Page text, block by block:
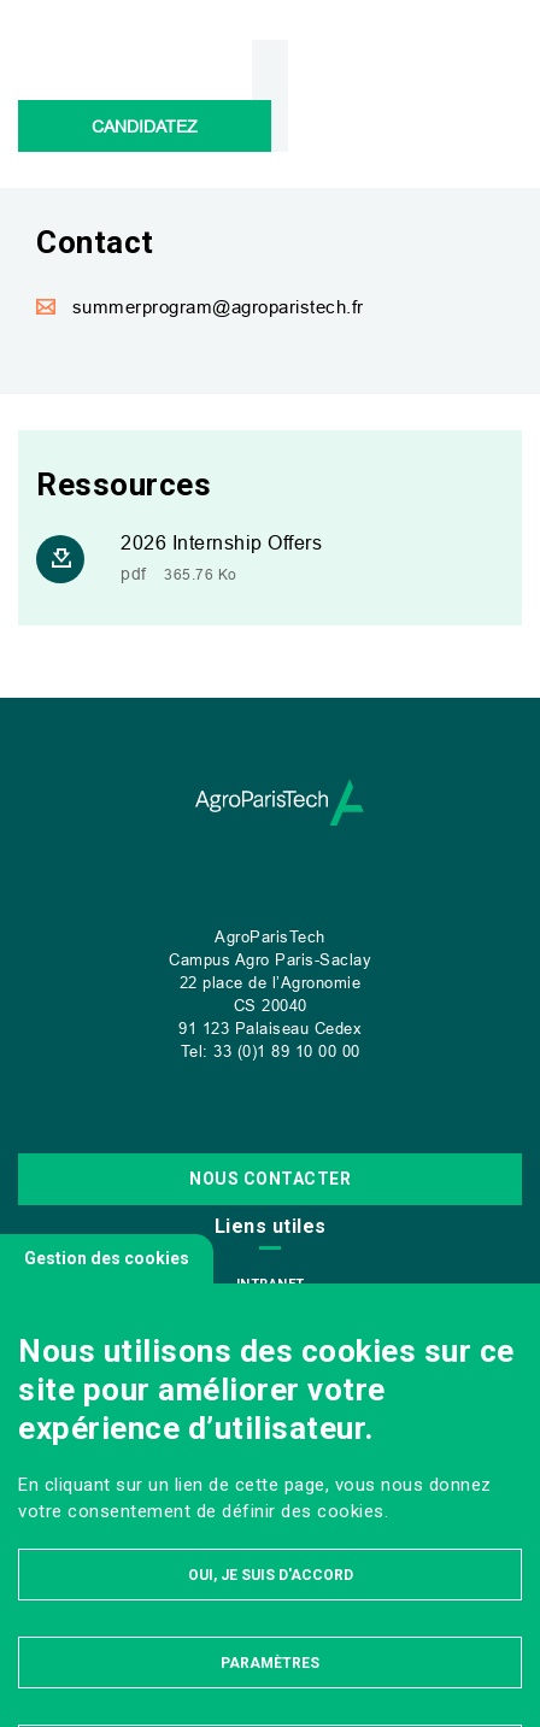
CANDIDATEZ
Contact
summerprogram@agroparistech.fr
Ressources
2026 Internship Offers
pdf 365.76 Ko
AgroParisTech
Campus Agro Paris-Saclay
22 place de l’Agronomie
CS 20040
91 123 Palaiseau Cedex
Tel: 33 (0)1 89 10 00 00
NOUS CONTACTER
Liens utiles
INTRANET
INFODOC
PÔLE IMAGE
PRESSE
Sur les réseaux
MENTIONS LÉGALES ET DONNÉES PERSONNELLES
Gestion des cookies
Nous utilisons des cookies sur ce
site pour améliorer votre
expérience d’utilisateur.
En cliquant sur un lien de cette page, vous nous donnez
votre consentement de définir des cookies.
OUI, JE SUIS D'ACCORD
MASQUER
PARAMÈTRES